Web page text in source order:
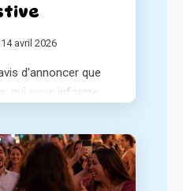
avril 2026
d'annoncer que
qui vous informe
a consacré un
au sein de ses
éditions.